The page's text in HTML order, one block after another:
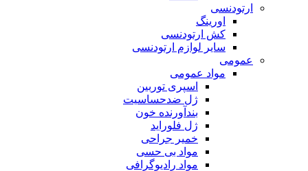
ارتودنسی
اورینگ
کش ارتودنسی
سایر لوازم ارتودنسی
عمومی
مواد عمومی
اسپری توربین
ژل ضدحساسیت
بندآورنده خون
ژل فلوراید
خمیر جراحی
مواد بی حسی
مواد رادیوگرافی